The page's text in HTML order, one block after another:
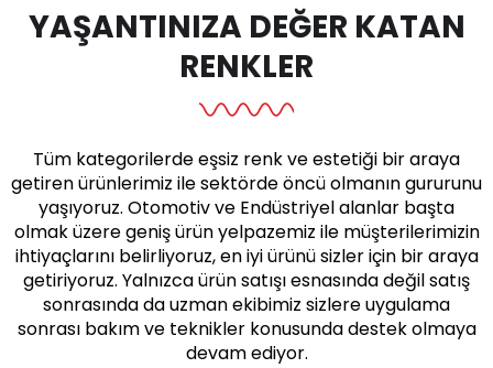
YAŞANTINIZA DEĞER KATAN
RENKLER
Tüm kategorilerde eşsiz renk ve estetiği bir araya
getiren ürünlerimiz ile sektörde öncü olmanın gururunu
yaşıyoruz. Otomotiv ve Endüstriyel alanlar başta
olmak üzere geniş ürün yelpazemiz ile müşterilerimizin
ihtiyaçlarını belirliyoruz, en iyi ürünü sizler için bir araya
getiriyoruz. Yalnızca ürün satışı esnasında değil satış
sonrasında da uzman ekibimiz sizlere uygulama
sonrası bakım ve teknikler konusunda destek olmaya
devam ediyor.